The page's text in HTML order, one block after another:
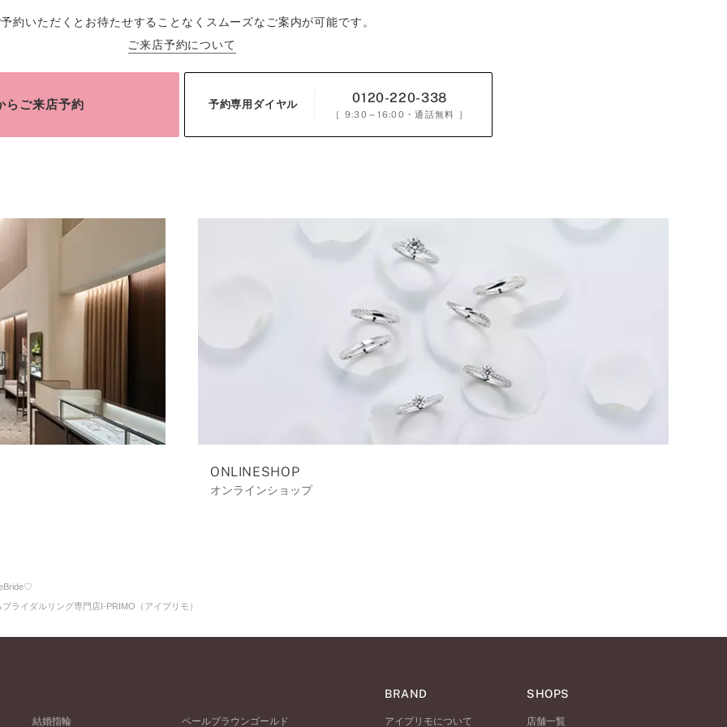
約いただくとお待たせすることなくスムーズなご案内が可能です。
ご来店予約について
らご来店予約 予約専用ダイヤル 0120-220-338
［ 9:30～16:00 ・通話無料 ］
ONLINESHOP
オンラインショップ
イダルリング専門店I-PRIMO（アイプリモ）
結婚指輪 ペールブラウンゴールド
BRAND
アイプリモについて
SHOPS
店舗一覧